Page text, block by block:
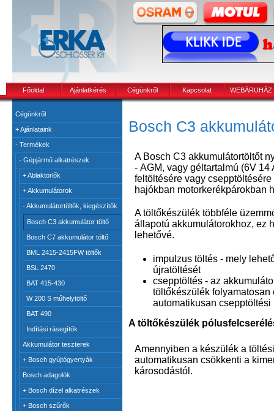
Főoldal Ajánlatkérés Cégünkről Kapcsolat WEBÁRUHÁZ
Cégünkről
+Ajánlataink
- Termékek
- Gépjármű alkatrészek
+Ablaktörlők
+Akkumulátorok
-Akkumulátortöltők, kiegészítők
Bosch C3 akkumulátor töltő
Bosch C7 akkumulátor töltő
BML 2415-2415FW töltők
BSL 2470
BAT 415-430
W 200 S műhelytöltő
BAT 490
Indítási rásegítők
Akkumulátor teszterek
+ Bosch gyújtógyertyák
Bosch adagolók
+ Bosch dízel alkatrészek
+ Bosch szűrők
Bosch C3
A Bosch C3 akkumulátortöltőt
- AGM, vagy géltartalmú (6V 14
feltöltésére vagy
hajókban motorkerékpárokban
A töltőkészülék többféle
állapotú akkumulátorokhoz, ez
lehetővé.
impulzus töltés - mely
újratöltését
csepptöltés - az
töltőkészülék folyamatosan
automatikusan
A töltőkészülék
Amennyiben a készülék a
automatikusan csökkenti a
károsodástól.